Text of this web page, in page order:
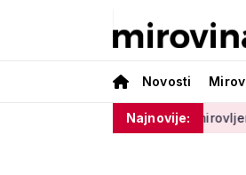
Novosti
Najnovije:
Umirovljenica Mina